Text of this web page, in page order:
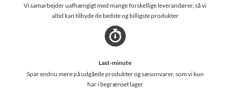
Vi samarbejder uafhængigt med mange forskellige leverandører, så vi
altid kan tilbyde de bedste og billigste produkter
Last-minute
Spar endnu mere på udgåede produkter og sæsonvarer, som vi kun
har i begrænset lager